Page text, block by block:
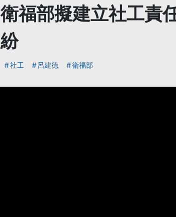
衛福部擬建立社工責
紛
社工 呂建德 衛福部